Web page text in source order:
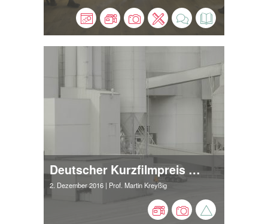
Deutscher Kurzfilmpreis 2016 für Florian Fischer
2. Dezember 2016 | Prof. Martin Kreyßig